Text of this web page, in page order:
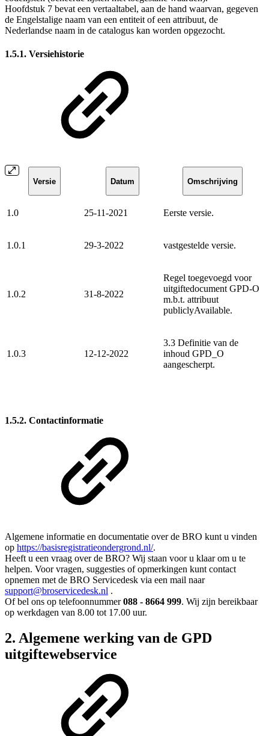
Hoofdstuk 7 bevat een vertaaltabel, aan de hand waarvan, gegeven
de Engelstalige naam van een entiteit of een attribuut, de
Nederlandse naam in de catalogus kan worden opgezocht.
1.5.1. Versiehistorie
Versie Datum Omschrijving
1.0 25-11-2021 Eerste versie.
1.0.1 29-3-2022 vastgestelde versie.
1.0.2 31-8-2022
Regel toegevoegd voor
uitgiftedocument GPD-O
m.b.t. attribuut
publiclyAvailable.
1.0.3 12-12-2022
3.3 Definitie van de
inhoud GPD_O
aangescherpt.
1.5.2. Contactinformatie
Algemene informatie en documentatie over de BRO kunt u vinden
op https://basisregistratieondergrond.nl/.
Heeft u een vraag over de BRO? Wij staan voor u klaar om u te
helpen. Voor vragen, suggesties of opmerkingen kunt contact
opnemen met de BRO Servicedesk via een mail naar
support@broservicedesk.nl .
Of bel ons op telefoonnummer088 - 8664 999. Wij zijn bereikbaar
op werkdagen van 8.00 tot 17.00 uur.
2. Algemene werking van de GPD
uitgiftewebservice